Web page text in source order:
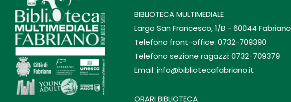
BIBLIOTECA MULTIMEDIALE
Largo San Francesco, 1/B - 60044 Fabriano
Telefono front-office: 0732-709390
Telefono sezione ragazzi: 0732-709379
Email: info@bibliotecafabriano.it
ORARI BIBLIOTECA